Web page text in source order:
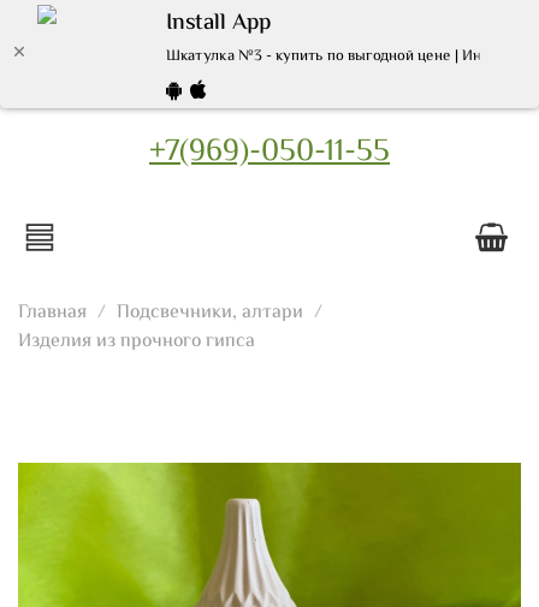
Install App
Шкатулка №3 - купить по выгодной цене | Интернет
+7(969)-050-11-55
Главная
Подсвечники, алтари
Изделия из прочного гипса